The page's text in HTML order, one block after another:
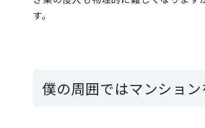
す。
僕の周囲ではマンショ